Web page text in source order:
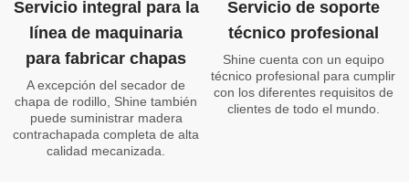
Servicio integral para la
línea de maquinaria
para fabricar chapas
A excepción del secador de
chapa de rodillo, Shine también
puede suministrar madera
contrachapada completa de alta
calidad mecanizada.
Servicio de soporte
técnico profesional
Shine cuenta con un equipo
técnico profesional para cumplir
con los diferentes requisitos de
clientes de todo el mundo.